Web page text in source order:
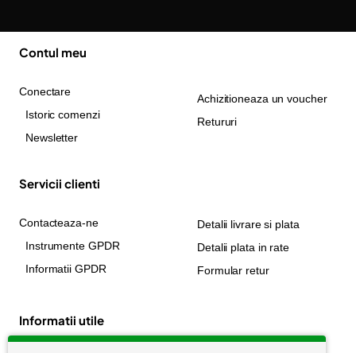
Contul meu
Conectare
Istoric comenzi
Newsletter
Achizitioneaza un voucher
Retururi
Servicii clienti
Contacteaza-ne
Instrumente GPDR
Informatii GPDR
Detalii livrare si plata
Detalii plata in rate
Formular retur
Informatii utile